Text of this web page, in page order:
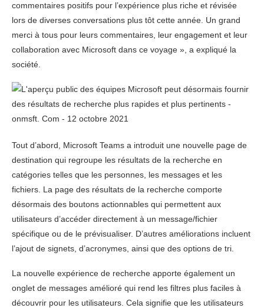
commentaires positifs pour l’expérience plus riche et révisée
lors de diverses conversations plus tôt cette année. Un grand
merci à tous pour leurs commentaires, leur engagement et leur
collaboration avec Microsoft dans ce voyage », a expliqué la
société.
Tout d’abord, Microsoft Teams a introduit une nouvelle page de
destination qui regroupe les résultats de la recherche en
catégories telles que les personnes, les messages et les
fichiers. La page des résultats de la recherche comporte
désormais des boutons actionnables qui permettent aux
utilisateurs d’accéder directement à un message/fichier
spécifique ou de le prévisualiser. D’autres améliorations incluent
l’ajout de signets, d’acronymes, ainsi que des options de tri.
La nouvelle expérience de recherche apporte également un
onglet de messages amélioré qui rend les filtres plus faciles à
découvrir pour les utilisateurs. Cela signifie que les utilisateurs